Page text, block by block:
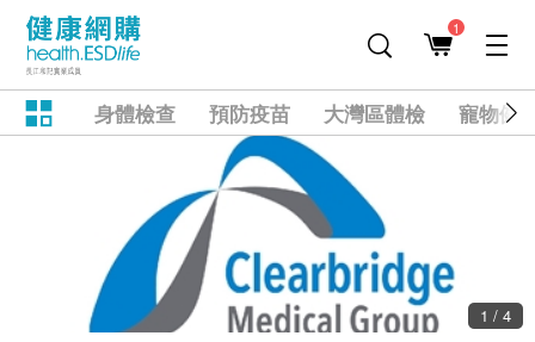
1
身體檢查 預防疫苗 大灣區體檢 寵物健
1 / 4